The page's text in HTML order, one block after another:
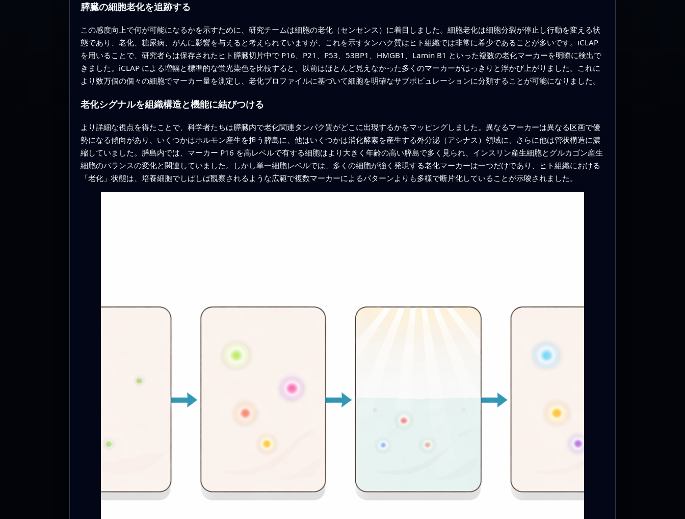
膵臓の細胞老化を追跡する
この感度向上で何が可能になるかを示すために、研究チームは細胞の老化（センセンス）に着目しました。細胞老化は細胞分裂が停止し行動を変える状
態であり、老化、糖尿病、がんに影響を与えると考えられていますが、これを示すタンパク質はヒト組織では非常に希少であることが多いです。iCLAP
を用いることで、研究者らは保存されたヒト膵臓切片中で P16、P21、P53、53BP1、HMGB1、Lamin B1 といった複数の老化マーカーを明瞭に検出で
きました。iCLAP による増幅と標準的な蛍光染色を比較すると、以前はほとんど見えなかった多くのマーカーがはっきりと浮かび上がりました。これに
より数万個の個々の細胞でマーカー量を測定し、老化プロファイルに基づいて細胞を明確なサブポピュレーションに分類することが可能になりました。
老化シグナルを組織構造と機能に結びつける
より詳細な視点を得たことで、科学者たちは膵臓内で老化関連タンパク質がどこに出現するかをマッピングしました。異なるマーカーは異なる区画で優
勢になる傾向があり、いくつかはホルモン産生を担う膵島に、他はいくつかは消化酵素を産生する外分泌（アシナス）領域に、さらに他は管状構造に濃
縮していました。膵島内では、マーカー P16 を高レベルで有する細胞はより大きく年齢の高い膵島で多く見られ、インスリン産生細胞とグルカゴン産生
細胞のバランスの変化と関連していました。しかし単一細胞レベルでは、多くの細胞が強く発現する老化マーカーは一つだけであり、ヒト組織における
「老化」状態は、培養細胞でしばしば観察されるような広範で複数マーカーによるパターンよりも多様で断片化していることが示唆されました。